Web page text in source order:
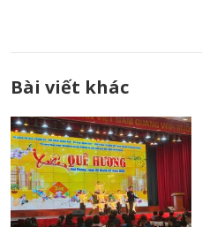
Bài viết khác